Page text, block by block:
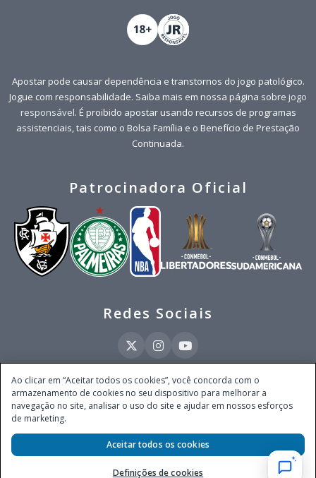
Apostar pode causar dependência e transtornos do jogo patológico.
Jogue com responsabilidade. Saiba mais em nossa página sobre jogo
responsável. É proibido apostar usando recursos de programas
assistenciais, tais como o Bolsa Família e o Benefício de Prestação
Continuada.
Patrocinadora Oficial
Redes Sociais
Este site é operado pela Ventmear Brasil LTDA (CNPJ 52.868.380/0001-84), com
endereço na Avenida Brigadeiro Faria Lima, nº 4.055, 3º andar, Itaim Bibi, no
Município de São Paulo, Estado de São Paulo, CEP 04538-133, Brasil - empresa
autorizada a operar apostas de quota fixa em todo território nacional pela
Secretaria de Prêmios e Apostas do Ministério da Fazenda, conforme Portaria nº
247, de 07.02.2025, publicada no DOU em 11.2.2025.
Ao clicar em “Aceitar todos os cookies”, você concorda com o
armazenamento de cookies no seu dispositivo para melhorar a
navegação no site, analisar o uso do site e ajudar em nossos esforços
de marketing.
Definições de cookies
Aceitar todos os cookies